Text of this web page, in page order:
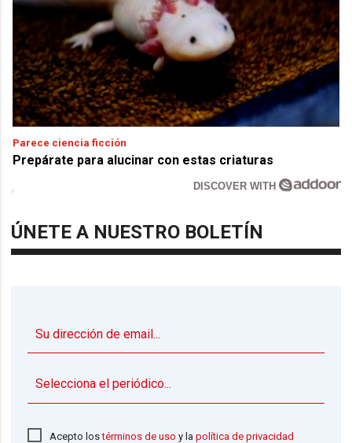
Parece ciencia ficción
Prepárate para alucinar con estas criaturas
DISCOVER WITH
ÚNETE A NUESTRO BOLETÍN
Acepto lostérminos de uso y lapolítica de privacidad